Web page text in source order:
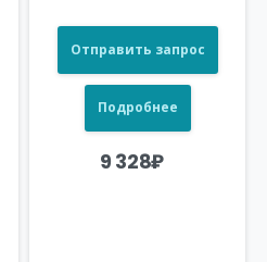
Отправить запрос
Подробнее
9 328₽